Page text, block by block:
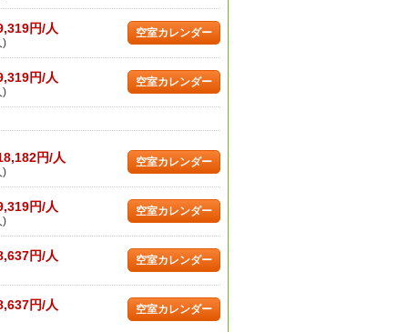
円/人
)
空室カレンダー
円/人
)
空室カレンダー
円/人
)
空室カレンダー
円/人
)
空室カレンダー
円/人 空室カレンダー
円/人 空室カレンダー